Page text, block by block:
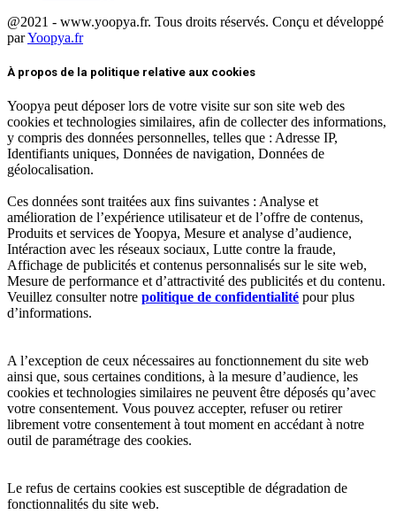
@2021 - www.yoopya.fr. Tous droits réservés. Conçu et développé
parYoopya.fr
À propos de la politique relative aux cookies
Yoopya peut déposer lors de votre visite sur son site web des
cookies et technologies similaires, afin de collecter des informations,
y compris des données personnelles, telles que : Adresse IP,
Identifiants uniques, Données de navigation, Données de
géolocalisation.
Ces données sont traitées aux fins suivantes : Analyse et
amélioration de l’expérience utilisateur et de l’offre de contenus,
Produits et services de Yoopya, Mesure et analyse d’audience,
Intéraction avec les réseaux sociaux, Lutte contre la fraude,
Affichage de publicités et contenus personnalisés sur le site web,
Mesure de performance et d’attractivité des publicités et du contenu.
Veuillez consulter notre politique de confidentialité pour plus
d’informations.
A l’exception de ceux nécessaires au fonctionnement du site web
ainsi que, sous certaines conditions, à la mesure d’audience, les
cookies et technologies similaires ne peuvent être déposés qu’avec
votre consentement. Vous pouvez accepter, refuser ou retirer
librement votre consentement à tout moment en accédant à notre
outil de paramétrage des cookies.
Le refus de certains cookies est susceptible de dégradation de
fonctionnalités du site web.